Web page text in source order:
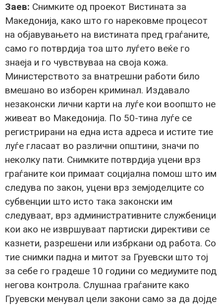
Заев: Снимките од проекот Вистината за
Македонија, како што го нарековме процесот
на објавувањето на вистината пред граѓаните,
само го потврдија тоа што луѓето веќе го
знаеја и го чувствуваа на своја кожа.
Министерството за внатрешни работи било
вмешано во изборен криминал. Издавало
незаконски лични карти на луѓе кои воопшто не
живеат во Македонија. По 50-тина луѓе се
регистрирани на една иста адреса и истите тие
луѓе гласаат во различни општини, значи по
неколку пати. Снимките потврдија уцени врз
граѓаните кои примаат социјална помош што им
следува по закон, уцени врз земјоделците со
субвенции што исто така законски им
следуваат, врз административните службеници
кои ако не извршуваат партиски директиви се
казнети, разрешени или избркани од работа. Со
тие снимки падна и митот за Груевски што тој
за себе го градеше 10 години со медиумите под
негова контрола. Слушнаа граѓаните како
Груевски менувал цели закони само за да дојде